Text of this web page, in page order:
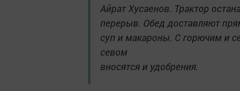
Айрат Хусаенов. Трактор
перерыв. Обед доставляют
суп и макароны. С горючим и
севом
вносятся и удобрения.